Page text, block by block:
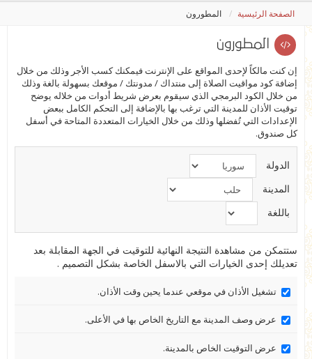
الصفحة الرئيسية المطورون
المطورون
إن كنت مالكاً لإحدى المواقع على الإنترنت فيمكنك كسب الأجر وذلك من خلال
إضافة كود مواقيت الصلاة إلى منتداك / مدونتك / موقعك بسهولة بالغة وذلك
من خلال الكود البرمجي الذي سيقوم بعرض شريط أدوات من خلاله يوضح
توقيت الأذان للمدينة التي ترغب بها بالإضافة إلى التحكم الكامل ببعض
الإعدادات التي تُفضلها وذلك من خلال الخيارات المتعددة المتاحة في أسفل
كل صندوق.
الدولة
المدينة
باللغة
ستتمكن من مشاهدة النتيجة النهائية للتوقيت في الجهة المقابلة بعد
تعديلك إحدى الخيارات التي بالاسفل الخاصة بشكل التصميم .
تشغيل الأذان في موقعي عندما يحين وقت الأذان.
عرض وصف المدينة مع التاريخ الخاص بها في الأعلى.
عرض التوقيت الخاص بالمدينة.